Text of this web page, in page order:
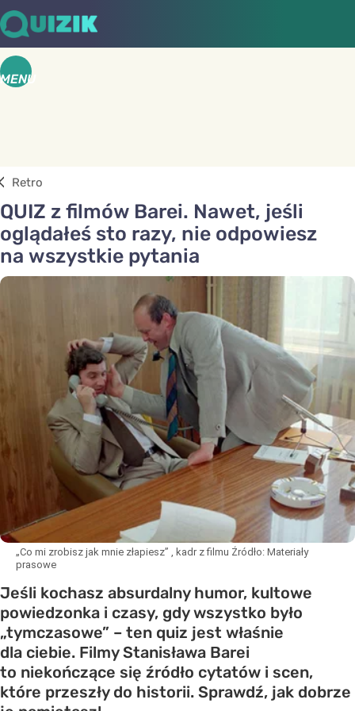
MENU
Retro
QUIZ z filmów Barei. Nawet, jeśli
oglądałeś sto razy, nie odpowiesz
na wszystkie pytania
„Co mi zrobisz jak mnie złapiesz” , kadr z filmu Źródło: Materiały
prasowe
Jeśli kochasz absurdalny humor, kultowe
powiedzonka i czasy, gdy wszystko było
„tymczasowe” – ten quiz jest właśnie
dla ciebie. Filmy Stanisława Barei
to niekończące się źródło cytatów i scen,
które przeszły do historii. Sprawdź, jak dobrze